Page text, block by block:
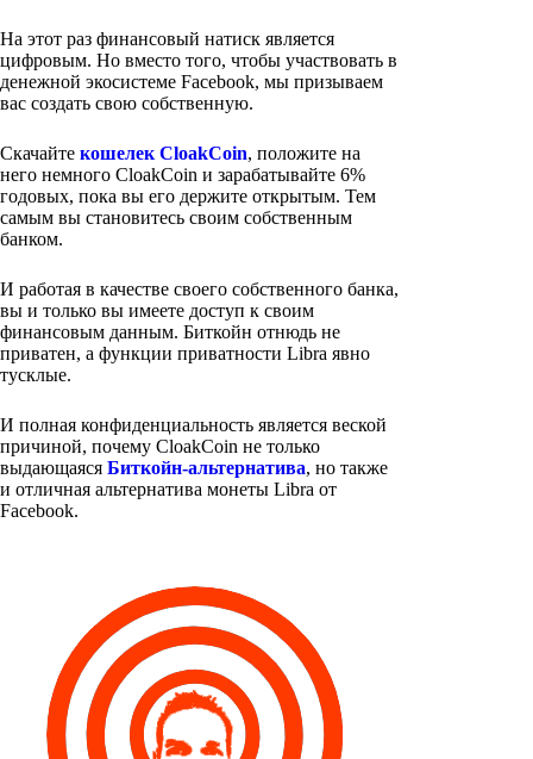
На этот раз финансовый натиск является
цифровым. Но вместо того, чтобы участвовать в
денежной экосистеме Facebook, мы призываем
вас создать свою собственную.
Скачайте кошелек CloakCoin, положите на
него немного CloakCoin и зарабатывайте 6%
годовых, пока вы его держите открытым. Тем
самым вы становитесь своим собственным
банком.
И работая в качестве своего собственного банка,
вы и только вы имеете доступ к своим
финансовым данным. Биткойн отнюдь не
приватен, а функции приватности Libra явно
тусклые.
И полная конфиденциальность является веской
причиной, почему CloakCoin не только
выдающаяся Биткойн-альтернатива, но также
и отличная альтернатива монеты Libra от
Facebook.